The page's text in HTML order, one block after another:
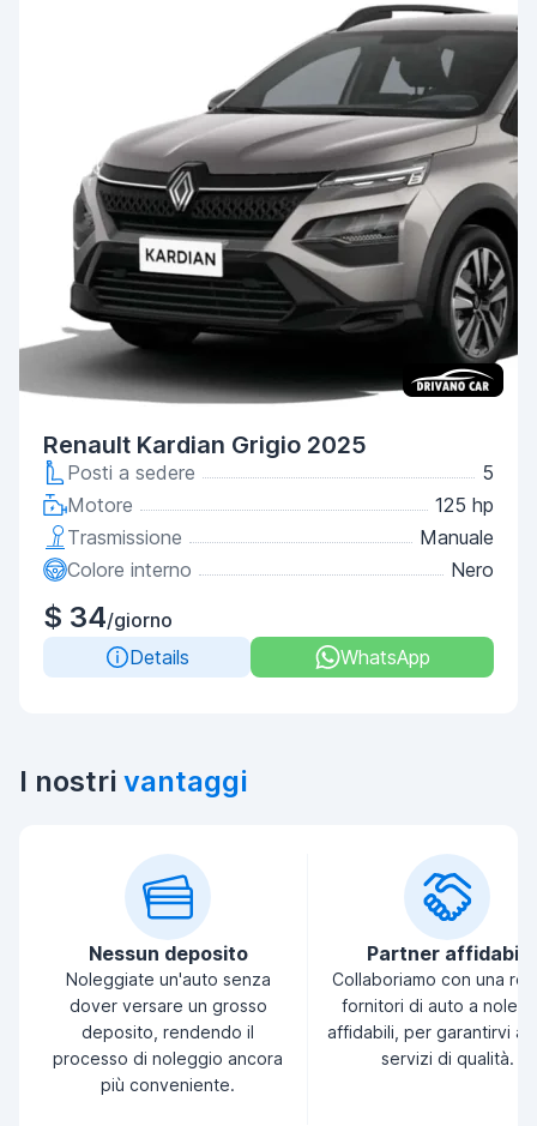
Renault Kardian Grigio 2025
Posti a sedere
5
Motore
125 hp
Trasmissione
Manuale
Colore interno
Nero
$ 34/giorno
Details
WhatsApp
I nostri vantaggi
Nessun deposito
Noleggiate un'auto senza
dover versare un grosso
deposito, rendendo il
processo di noleggio ancora
più conveniente.
Partner affidabili
Collaboriamo con una
fornitori di auto a
affidabili, per garantirvi
servizi di qualità.